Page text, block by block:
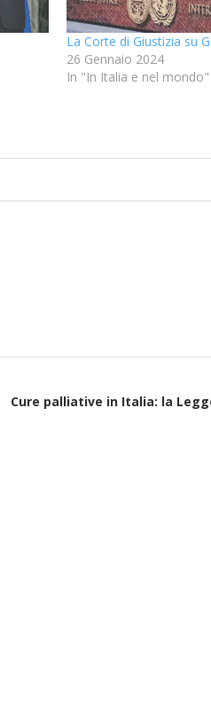
La Corte di Giustizia su
26 Gennaio 2024
In "In Italia e nel mondo"
Cure palliative in Italia: la
“La Grazia” di
presentato da
“Il respiro del
di Terry
Nuova tanker in
per la
Una barca entra
Crapolla
“Un’Ape tra le
digitale
“La Grazia” di
presentato da